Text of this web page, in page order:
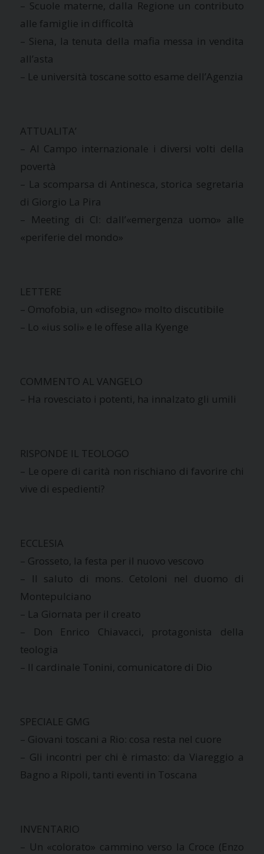
– Scuole materne, dalla Regione un contributo
alle famiglie in difficoltà
– Siena, la tenuta della mafia messa in vendita
all’asta
– Le università toscane sotto esame dell’Agenzia
ATTUALITA’
– Al Campo internazionale i diversi volti della
povertà
– La scomparsa di Antinesca, storica segretaria
di Giorgio La Pira
– Meeting di Cl: dall’«emergenza uomo» alle
«periferie del mondo»
LETTERE
– Omofobia, un «disegno» molto discutibile
– Lo «ius soli» e le offese alla Kyenge
COMMENTO AL VANGELO
– Ha rovesciato i potenti, ha innalzato gli umili
RISPONDE IL TEOLOGO
– Le opere di carità non rischiano di favorire chi
vive di espedienti?
ECCLESIA
– Grosseto, la festa per il nuovo vescovo
– Il saluto di mons. Cetoloni nel duomo di
Montepulciano
– La Giornata per il creato
– Don Enrico Chiavacci, protagonista della
teologia
– Il cardinale Tonini, comunicatore di Dio
SPECIALE GMG
– Giovani toscani a Rio: cosa resta nel cuore
– Gli incontri per chi è rimasto: da Viareggio a
Bagno a Ripoli, tanti eventi in Toscana
INVENTARIO
– Un «colorato» cammino verso la Croce (Enzo